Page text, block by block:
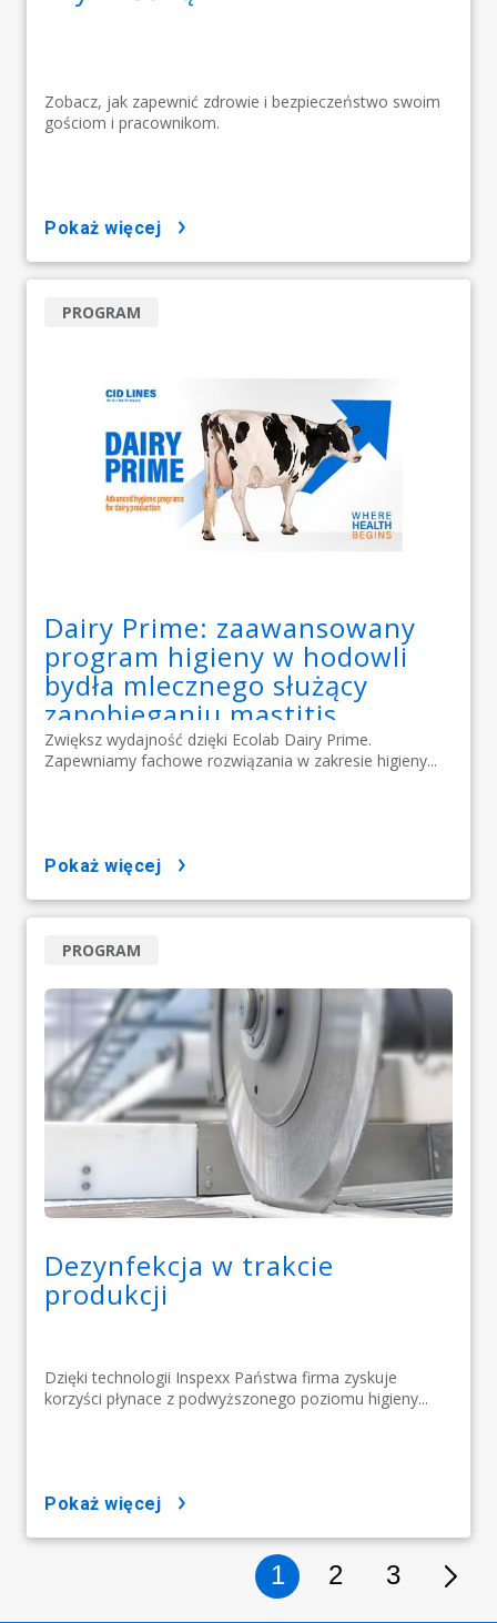
Zobacz, jak zapewnić zdrowie i bezpieczeństwo swoim
gościom i pracownikom.
pokaż więcej
Dairy Prime: zaawansowany
program higieny w hodowli
bydła mlecznego służący
zapobieganiu mastitis
Zwiększ wydajność dzięki Ecolab Dairy Prime.
Zapewniamy fachowe rozwiązania w zakresie higieny...
PROGRAM
pokaż więcej
Dezynfekcja w trakcie
produkcji
Dzięki technologii Inspexx Państwa firma zyskuje
korzyści płynace z podwyższonego poziomu higieny...
PROGRAM
pokaż więcej
1 2 3